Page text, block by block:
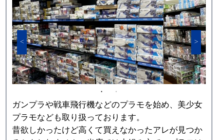
ガンプラや戦車飛行機などのプラモを始め、美少女
プラモなども取り扱っております。
昔欲しかったけど高くて買えなかったアレが見つか